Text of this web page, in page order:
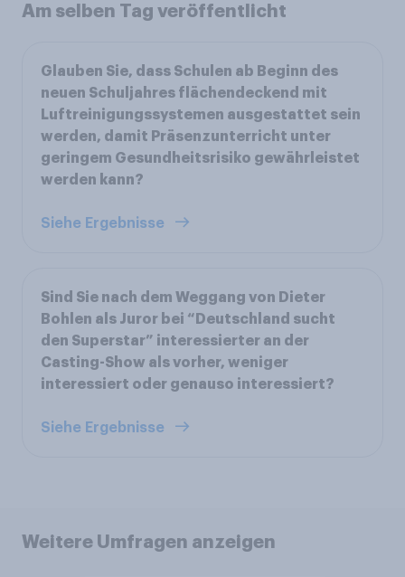
Am selben Tag veröffentlicht
Glauben Sie, dass Schulen ab Beginn des
neuen Schuljahres flächendeckend mit
Luftreinigungssystemen ausgestattet sein
werden, damit Präsenzunterricht unter
geringem Gesundheitsrisiko gewährleistet
werden kann?
Siehe Ergebnisse
Sind Sie nach dem Weggang von Dieter
Bohlen als Juror bei “Deutschland sucht
den Superstar” interessierter an der
Casting-Show als vorher, weniger
interessiert oder genauso interessiert?
Siehe Ergebnisse
Weitere Umfragen anzeigen